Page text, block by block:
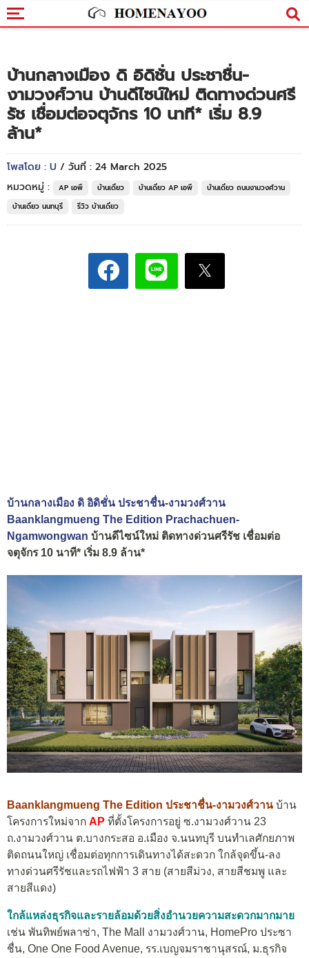
บ้านกลางเมือง ดิ อิดิชั่น ประชาชื่น-
งามวงศ์วาน บ้านดีไซน์ใหม่ ติดทางด่วนศรี
รัช เชื่อมต่อจตุจักร 10 นาที* เริ่ม 8.9
ล้าน*
โพสโดย : U / วันที่ : 24 March 2025
หมวดหมู่ :
AP เอพี บ้านเดี่ยว บ้านเดี่ยว AP เอพี
บ้านเดี่ยว ถนนงามวงศ์วาน
บ้านเดี่ยว นนทบุรี
รีวิว บ้านเดี่ยว
บ้านกลางเมือง ดิ อิดิชั่น ประชาชื่น-งามวงศ์วาน
Baanklangmueng The Edition Prachachuen-
Ngamwongwan บ้านดีไซน์ใหม่ ติดทางด่วนศรีรัช เชื่อมต่อ
จตุจักร 10 นาที* เริ่ม 8.9 ล้าน*
Baanklangmueng The Edition ประชาชื่น-งามวงศ์วาน บ้าน
โครงการใหม่จาก AP ที่ตั้งโครงการอยู่ ซ.งามวงศ์วาน 23
ถ.งามวงศ์วาน ต.บางกระสอ อ.เมือง จ.นนทบุรี บนทำเลศักยภาพ
ติดถนนใหญ่ เชื่อมต่อทุกการเดินทางได้สะดวก ใกล้จุดขึ้น-ลง
ทางด่วนศรีรัชและรถไฟฟ้า 3 สาย (สายสีม่วง, สายสีชมพู และ
สายสีแดง)
ใกล้แหล่งธุรกิจและรายล้อมด้วยสิ่งอำนวยความสะดวกมากมาย
เช่น พันทิพย์พลาซ่า, The Mall งามวงศ์วาน, HomePro ประซา
ชื่น, One One Food Avenue, รร.เบญจมราชานุสรณ์, ม.ธุรกิจ